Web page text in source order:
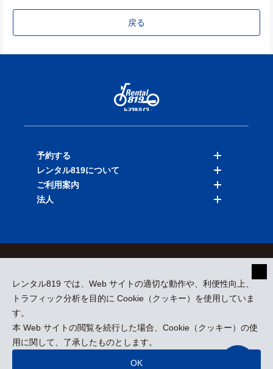
戻る
レンタル819 では、Web サイトの適切な動作や、利便性向上、
トラフィック分析を目的に Cookie（クッキー）を使用していま
す。
本 Web サイトの閲覧を続行した場合、Cookie（クッキー）の使
用に関して、了承したものとします。
OK
予約する
バイクを探す
店舗を探す
レンタル819について
料金表
ご利用案内
法人
採用情報
プレスリリース
kizuki Rental Service © All Rights Reserved.